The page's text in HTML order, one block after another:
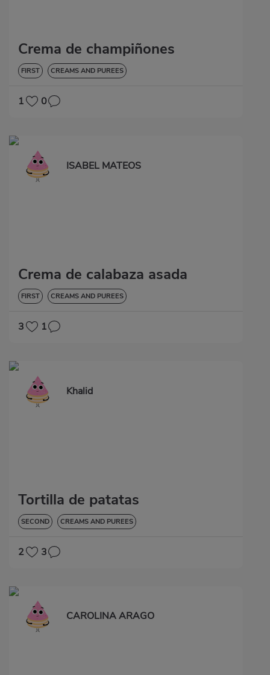
Crema de champiñones
FIRST CREAMS AND PUREES
1 0
ISABEL MATEOS
Crema de calabaza asada
FIRST CREAMS AND PUREES
3 1
Khalid
Tortilla de patatas
SECOND CREAMS AND PUREES
2 3
CAROLINA ARAGO